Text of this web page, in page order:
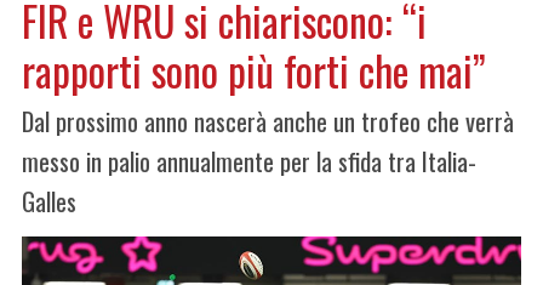
FIR e WRU si chiariscono: “i
rapporti sono più forti che mai”
Dal prossimo anno nascerà anche un trofeo che verrà
messo in palio annualmente per la sfida tra Italia-
Galles